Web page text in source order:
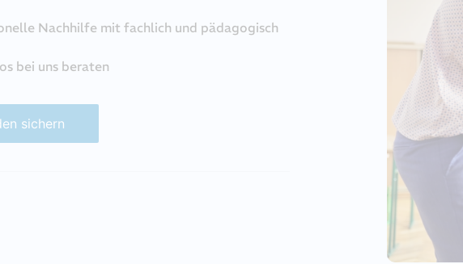
Nachhilfe mit fachlich und pädagogisch
bei uns beraten
sichern